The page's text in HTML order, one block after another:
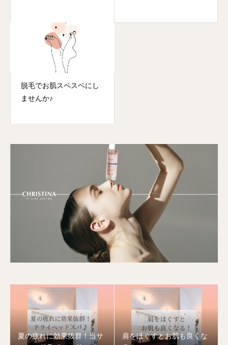
脱毛でお肌スベスベにし
ませんか♪
夏の疲れに効果抜群！当サ
肩をほぐすとお肌も良くな